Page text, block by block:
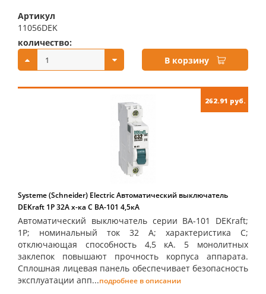
Артикул
11056DEK
количество:
В корзину
262.91 руб.
Systeme (Schneider) Electric Автоматический выключатель
DEKraft 1Р 32А х-ка C ВА-101 4,5кА
Автоматический выключатель серии ВА-101 DEKraft;
1P; номинальный ток 32 А; характеристика С;
отключающая способность 4,5 кА. 5 монолитных
заклепок повышают прочность корпуса аппарата.
Сплошная лицевая панель обеспечивает безопасность
эксплуатации апп...подробнее в описании